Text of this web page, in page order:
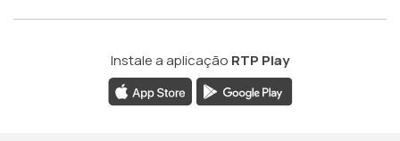
Instale a aplicação RTP Play